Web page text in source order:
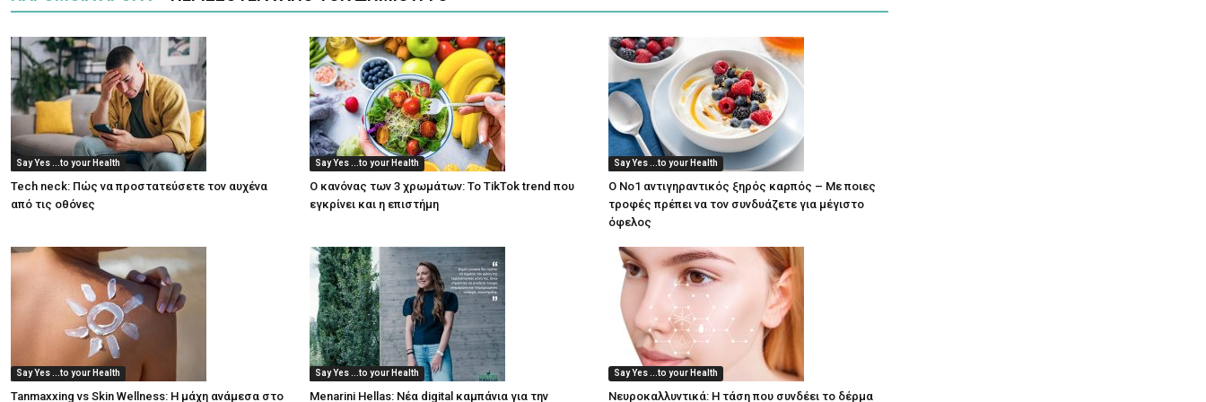
Say Yes ...to your Health
Tech neck: Πώς να προστατεύσετε τον αυχένα
από τις οθόνες
Say Yes ...to your Health
Ο κανόνας των 3 χρωμάτων: Το TikTok trend που
εγκρίνει και η επιστήμη
Say Yes ...to your Health
Ο Νο1 αντιγηραντικός ξηρός καρπός – Με ποιες
τροφές πρέπει να τον συνδυάζετε για μέγιστο
όφελος
Say Yes ...to your Health
Tanmaxxing vs Skin Wellness: Η μάχη ανάμεσα στο
Say Yes ...to your Health
Menarini Hellas: Νέα digital καμπάνια για την
Say Yes ...to your Health
Νευροκαλλυντικά: Η τάση που συνδέει το δέρμα